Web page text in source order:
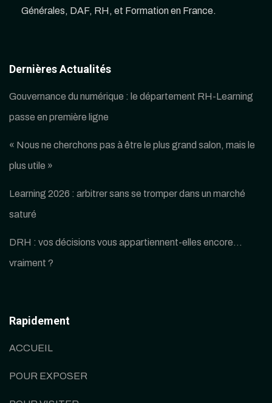
Générales, DAF, RH, et Formation en France.
Dernières Actualités
Gouvernance du numérique : le département RH-Learning
passe en première ligne
« Nous ne cherchons pas à être le plus grand salon, mais le
plus utile »
Learning 2026 : arbitrer sans se tromper dans un marché
saturé
DRH : vos décisions vous appartiennent-elles encore…
vraiment ?
Rapidement
ACCUEIL
POUR EXPOSER